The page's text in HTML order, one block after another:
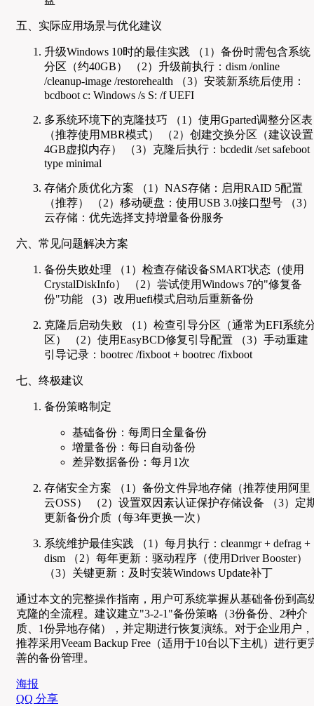
五、实际应用场景与优化建议
升级Windows 10时的最佳实践 （1）备份时需包含系统
分区（约40GB） （2）升级前执行：dism /online
/cleanup-image /restorehealth （3）安装新系统后使用：
bcdboot c: Windows /s S: /f UEFI
多系统环境下的克隆技巧 （1）使用Gparted调整分区表
（推荐使用MBR模式） （2）创建交换分区（建议设置
4GB虚拟内存） （3）克隆后执行：bcdedit /set safeboot
type minimal
存储介质优化方案 （1）NAS存储：启用RAID 5配置
（推荐） （2）移动硬盘：使用USB 3.0接口型号 （3）
云存储：优先选择支持增量备份服务
六、常见问题解决方案
备份失败处理 （1）检查存储设备SMART状态（使用
CrystalDiskInfo） （2）尝试使用Windows 7的"修复备
份"功能 （3）改用uefi模式启动后重新备份
克隆后启动失败 （1）检查引导分区（通常为EFI系统
区） （2）使用EasyBCD修复引导配置 （3）手动重建
引导记录：bootrec /fixboot + bootrec /fixboot
七、终极建议
备份策略制定
基础备份：每周日全量备份
增量备份：每日自动备份
差异数据备份：每月1次
存储安全方案 （1）备份文件异地存储（推荐使用阿里
云OSS） （2）设置双因素认证保护存储设备 （3）定
更新备份介质（每3年更换一次）
系统维护最佳实践 （1）每月执行：cleanmgr + defrag +
dism （2）每年更新：驱动程序（使用Driver Booster）
（3）关键更新：及时安装Windows Update补丁
通过本文的完整操作指南，用户可系统掌握从基础备份到高
克隆的全流程。建议建立"3-2-1"备份策略（3份备份、2种介
质、1份异地存储），并定期进行恢复演练。对于企业用户，
推荐采用Veeam Backup Free（适用于10台以下主机）进行更
善的备份管理。
海报
QQ 分享